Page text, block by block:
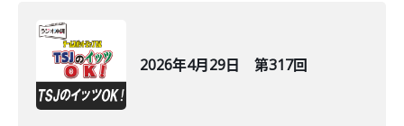
2026年4月29日 第317回